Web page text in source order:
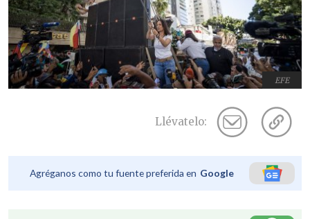
EFE
Llévatelo:
Agréganos como tu fuente preferida en Google